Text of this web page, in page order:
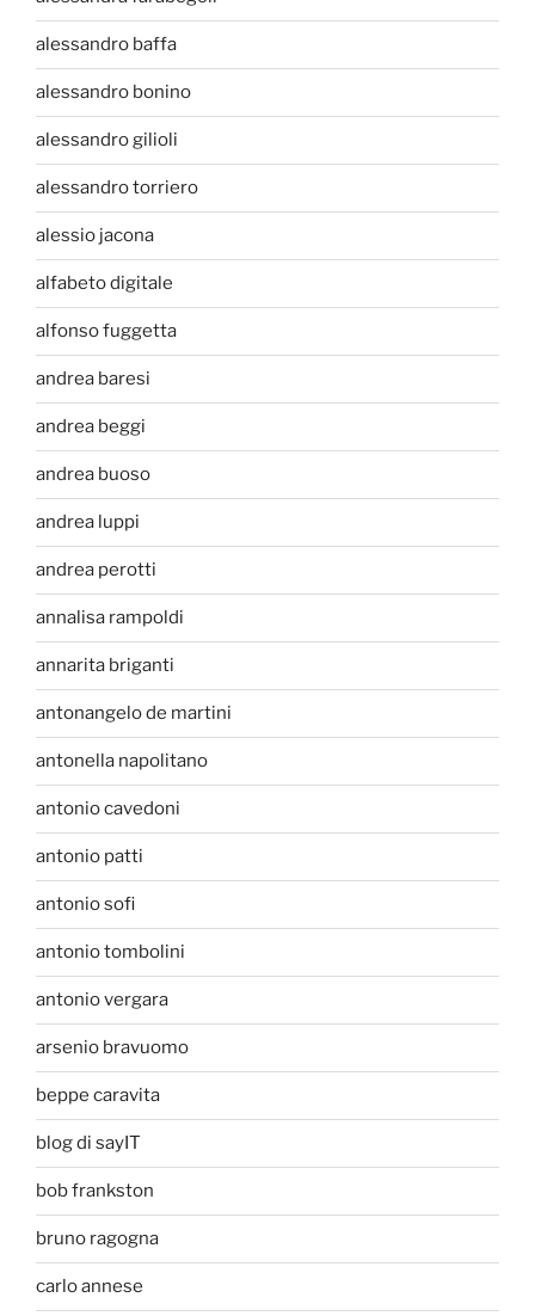
alessandro baffa
alessandro bonino
alessandro gilioli
alessandro torriero
alessio jacona
alfabeto digitale
alfonso fuggetta
andrea baresi
andrea beggi
andrea buoso
andrea luppi
andrea perotti
annalisa rampoldi
annarita briganti
antonangelo de martini
antonella napolitano
antonio cavedoni
antonio patti
antonio sofi
antonio tombolini
antonio vergara
arsenio bravuomo
beppe caravita
blog di sayIT
bob frankston
bruno ragogna
carlo annese